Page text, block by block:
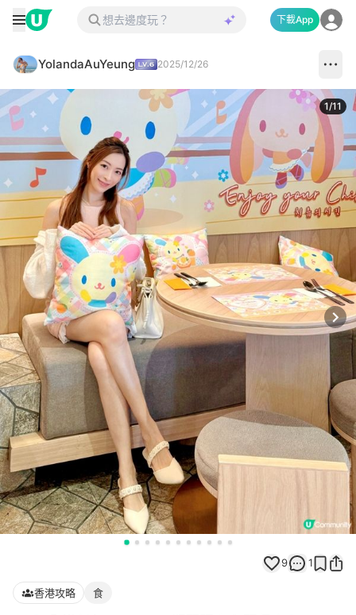
下載App
YolandaAuYeung 2025/12/26
1/11
9 1
香港攻略 食